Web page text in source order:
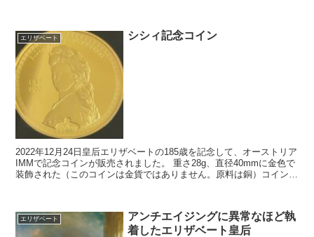
エリザベート シシィ記念コイン
2022年12月24日皇后エリザベートの185歳を記念して、オーストリア
IMMで記念コインが販売されました。 重さ28g、直径40mmに金色で
装飾された（このコインは金貨ではありません。原料は銅）コインは
エリザベート
アンチエイジングに異常なほど執
着したエリザベート皇后